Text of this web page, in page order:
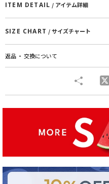
ITEM DETAIL / アイテム詳細
SIZE CHART / サイズチャート
返品 ・ 交換について